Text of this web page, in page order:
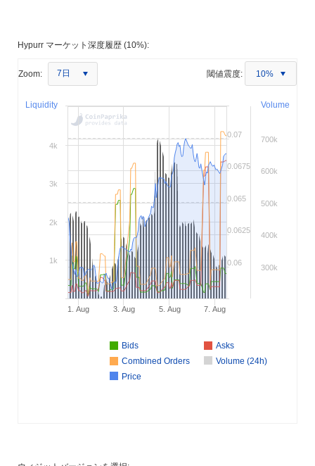
Hypurr マーケット深度履歴 (10%):
Zoom: 7日 閾値震度: 10%
Volume
Liquidity
Bids
Asks
Combined Orders
Volume (24h)
Price
1. Aug 3. Aug 5. Aug 7. Aug
0.06
0.0625
0.065
0.0675
0.07
300k
400k
500k
600k
700k
1k
2k
3k
4k